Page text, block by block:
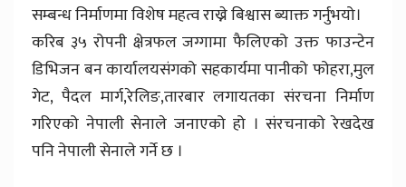
सम्बन्ध निर्माणमा विशेष महत्व राख्ने बिश्वास ब्याक्त गर्नुभयो।
करिब ३५ रोपनी क्षेत्रफल जग्गामा फैलिएको उक्त फाउन्टेन
डिभिजन बन कार्यालयसंगको सहकार्यमा पानीको फोहरा,मुल
गेट, पैदल मार्ग,रेलिङ,तारबार लगायतका संरचना निर्माण
गरिएको नेपाली सेनाले जनाएको हो । संरचनाको रेखदेख
पनि नेपाली सेनाले गर्ने छ ।